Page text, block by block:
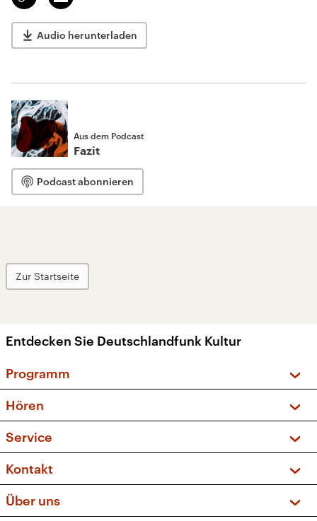
kopieren/teilen
Audio herunterladen
Aus dem Podcast
Fazit
Podcast abonnieren
Zur Startseite
Entdecken Sie Deutschlandfunk Kultur
Programm
Sendungen und Podcasts
Musikliste
Kakadu – Das Kinderprogramm
Hören
Frequenzen (UKW + DAB+)
Service
FAQ
Apps
Newsletter
Kontakt
Social Media
Über uns